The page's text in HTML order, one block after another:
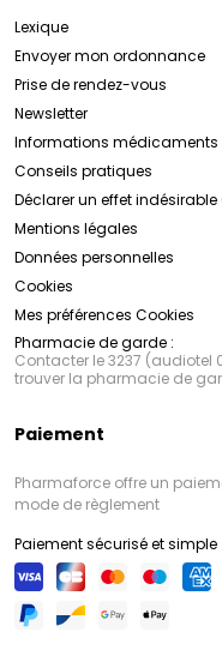
Lexique
Envoyer mon ordonnance
Prise de rendez-vous
Newsletter
Informations médicaments
Conseils pratiques
Déclarer un effet indésirable
Mentions légales
Données personnelles
Cookies
Mes préférences Cookies
Pharmacie de garde :
Contacter le 3237
trouver la pharmacie de
Paiement
Pharmaforce offre un
mode de règlement
Paiement sécurisé et simple